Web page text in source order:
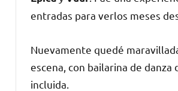
entradas para verlos meses
Nuevamente quedé
escena, con bailarina de danza
incluida.